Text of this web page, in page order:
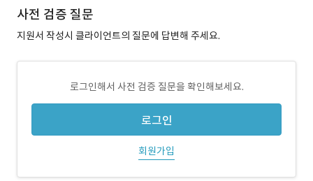
사전 검증 질문
지원서 작성시 클라이언트의 질문에 답변해 주세요.
로그인해서 사전 검증 질문을 확인해보세요.
로그인
회원가입